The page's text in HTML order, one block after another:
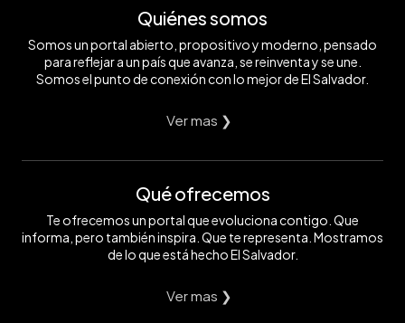
Quiénes somos
Somos un portal abierto, propositivo y moderno, pensado
para reflejar a un país que avanza, se reinventa y se une.
Somos el punto de conexión con lo mejor de El Salvador.
Ver mas ❯
Qué ofrecemos
Te ofrecemos un portal que evoluciona contigo. Que
informa, pero también inspira. Que te representa. Mostramos
de lo que está hecho El Salvador.
Ver mas ❯